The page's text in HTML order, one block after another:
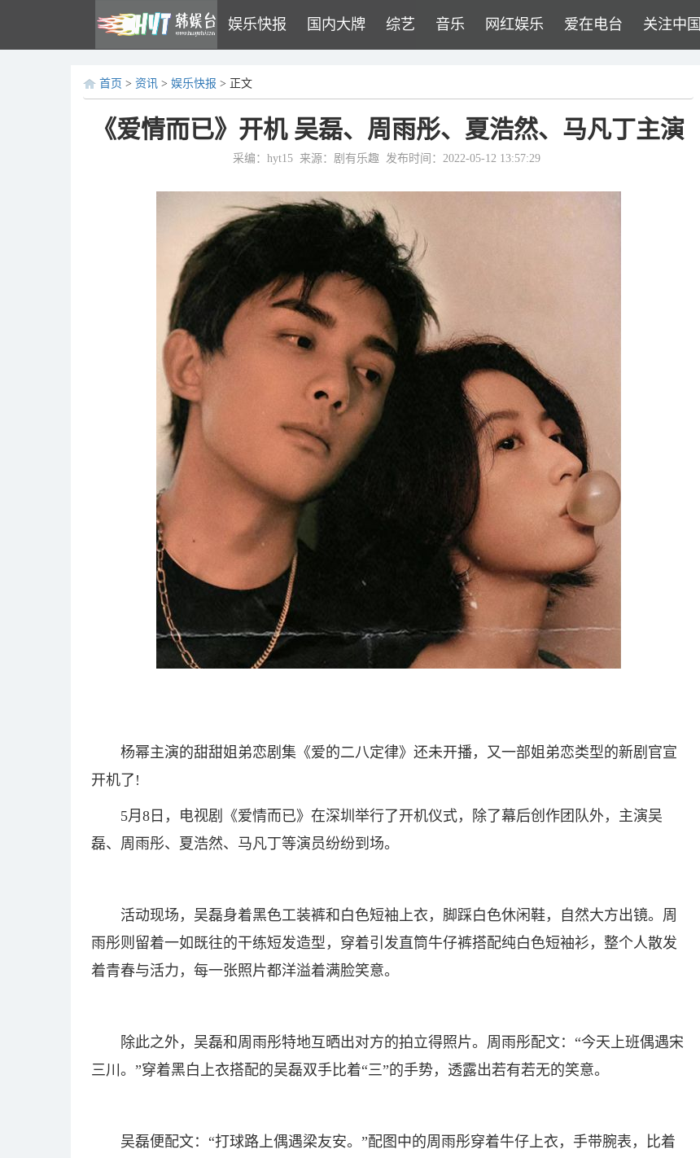
娱乐快报 国内大牌 综艺 音乐 网红娱乐 爱在电台 关注中国
首页 > 资讯 > 娱乐快报 > 正文
《爱情而已》开机 吴磊、周雨彤、夏浩然、马凡丁主演
采编：hyt15 来源：剧有乐趣 发布时间：2022-05-12 13:57:29
杨幂主演的甜甜姐弟恋剧集《爱的二八定律》还未开播，又一部姐弟恋类型的新剧官宣
开机了!
5月8日，电视剧《爱情而已》在深圳举行了开机仪式，除了幕后创作团队外，主演吴
磊、周雨彤、夏浩然、马凡丁等演员纷纷到场。
活动现场，吴磊身着黑色工装裤和白色短袖上衣，脚踩白色休闲鞋，自然大方出镜。周
雨彤则留着一如既往的干练短发造型，穿着引发直筒牛仔裤搭配纯白色短袖衫，整个人散发
着青春与活力，每一张照片都洋溢着满脸笑意。
除此之外，吴磊和周雨彤特地互晒出对方的拍立得照片。周雨彤配文：“今天上班偶遇宋
三川。”穿着黑白上衣搭配的吴磊双手比着“三”的手势，透露出若有若无的笑意。
吴磊便配文：“打球路上偶遇梁友安。”配图中的周雨彤穿着牛仔上衣，手带腕表，比着